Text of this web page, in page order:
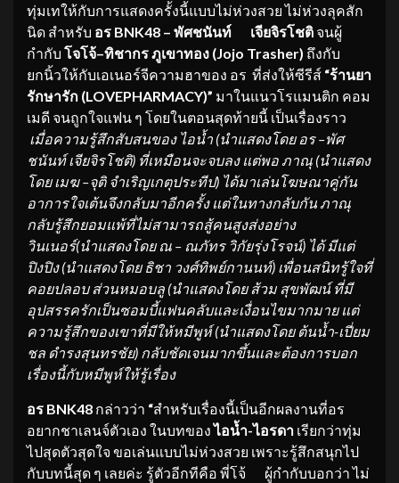
ทุ่มเทให้กับการแสดงครั้งนี้แบบไม่ห่วงสวย ไม่ห่วงลุคสัก
นิด สำหรับ อร BNK48 – พัศชนันท์ เจียจิรโชติ จนผู้
กำกับ โจโจ้–ทิชากร ภูเขาทอง (Jojo Trasher) ถึงกับ
ยกนิ้วให้กับเอเนอร์จีความฮาของ อร ที่ส่งให้ซีรีส์ “ร้านยา
รักษารัก (LOVEPHARMACY)” มาในแนวโรแมนติก คอม
เมดี จนถูกใจแฟน ๆ โดยในตอนสุดท้ายนี้ เป็นเรื่องราว
เมื่อความรู้สึกสับสนของ ไอน้ำ (นำแสดงโดย อร–พัศ
ชนันท์ เจียจิรโชติ) ที่เหมือนจะจบลง แต่พอ ภาณุ (นำแสดง
โดย เมฆ–จุติ จำเริญเกตุประทีป) ได้มาเล่นโฆษณาคู่กัน
อาการใจเต้นจึงกลับมาอีกครั้ง แต่ในทางกลับกัน ภาณุ
กลับรู้สึกยอมแพ้ที่ไม่สามารถสู้คนสูงส่งอย่าง
วินเนอร์(นำแสดงโดย ณ – ณภัทร วิกัยรุ่งโรจน์) ได้ มีแต่
ปิงปิง(นำแสดงโดย ธิชา วงศ์ทิพย์กานนท์) เพื่อนสนิทรู้ใจที่
คอยปลอบ ส่วนหมอบลู (นำแสดงโดย ส้วม สุขพัฒน์ที่มี
อุปสรรครักเป็นซอมบี้แฟนคลับและเงื่อนไขมากมาย แต่
ความรู้สึกของเขาที่มีให้หมีพูห์(นำแสดงโดย ต้นน้ำ-เปี่ยม
ชล ดำรงสุนทรชัย) กลับชัดเจนมากขึ้นและต้องการบอก
เรื่องนี้กับหมีพูห์ให้รู้เรื่อง
อร BNK48 กล่าวว่า “สำหรับเรื่องนี้เป็นอีกผลงานที่อร
อยากชาเลนจ์ตัวเอง ในบทของไอน้ำ-ไอรดา เรียกว่าทุ่ม
ไปสุดตัวสุดใจ ขอเล่นแบบไม่ห่วงสวย เพราะรู้สึกสนุกไป
กับบทนี้สุด ๆ เลยค่ะ รู้ตัวอีกทีคือ พี่โจ้ ผู้กำกับบอกว่า ไม่